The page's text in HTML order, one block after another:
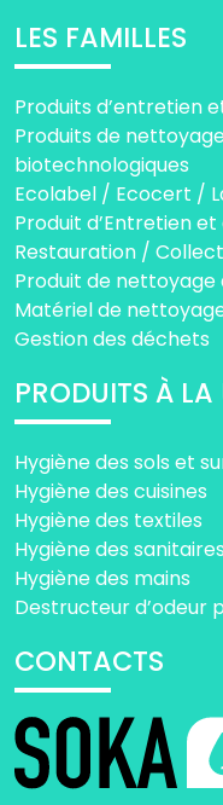
LES FAMILLES
Produits d’entretien
Produits de
biotechnologiques
Ecolabel / Ecocert /
Produit d’Entretien
Restauration /
Produit de
Matériel de
Gestion des déchets
PRODUITS À LA
Hygiène des sols et
Hygiène des cuisines
Hygiène des textiles
Hygiène des sanitaires
Hygiène des mains
Destructeur d’odeur
CONTACTS